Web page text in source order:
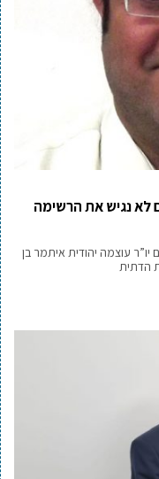
לא נגיש את הרשימה
עוצמה יהודית איתמר בן
הדתית